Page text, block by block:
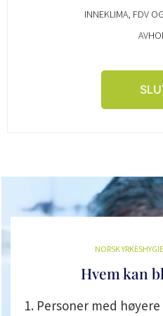
INNEKLIMA, FDV
NORSK
Hvem kan
1. Personer med